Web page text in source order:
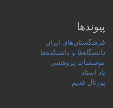
پیوندها
فرهنگستان‌های ایران
دانشگاه‌ها و دانشکده‌ها
مؤسسات پژوهشی
یاد استاد
پورتال قدیم